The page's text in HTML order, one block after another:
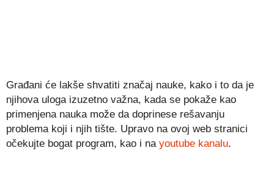
Građani će lakše shvatiti značaj nauke, kako i to da je
njihova uloga izuzetno važna, kada se pokaže kao
primenjena nauka može da doprinese rešavanju
problema koji i njih tište. Upravo na ovoj web stranici
očekujte bogat program, kao i na youtube kanalu.